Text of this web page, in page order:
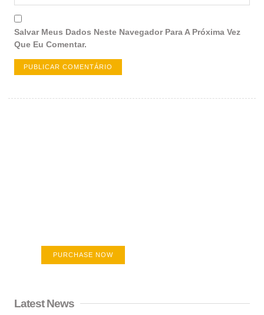
Salvar Meus Dados Neste Navegador Para A Próxima Vez
Que Eu Comentar.
PURCHASE NOW
Latest News